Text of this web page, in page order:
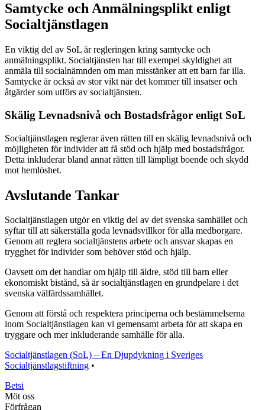
Samtycke och Anmälningsplikt enligt
Socialtjänstlagen
En viktig del av SoL är regleringen kring samtycke och
anmälningsplikt. Socialtjänsten har till exempel skyldighet att
anmäla till socialnämnden om man misstänker att ett barn far illa.
Samtycke är också av stor vikt när det kommer till insatser och
åtgärder som utförs av socialtjänsten.
Skälig Levnadsnivå och Bostadsfrågor enligt SoL
Socialtjänstlagen reglerar även rätten till en skälig levnadsnivå och
möjligheten för individer att få stöd och hjälp med bostadsfrågor.
Detta inkluderar bland annat rätten till lämpligt boende och skydd
mot hemlöshet.
Avslutande Tankar
Socialtjänstlagen utgör en viktig del av det svenska samhället och
syftar till att säkerställa goda levnadsvillkor för alla medborgare.
Genom att reglera socialtjänstens arbete och ansvar skapas en
trygghet för individer som behöver stöd och hjälp.
Oavsett om det handlar om hjälp till äldre, stöd till barn eller
ekonomiskt bistånd, så är socialtjänstlagen en grundpelare i det
svenska välfärdssamhället.
Genom att förstå och respektera principerna och bestämmelserna
inom Socialtjänstlagen kan vi gemensamt arbeta för att skapa en
tryggare och mer inkluderande samhälle för alla.
Socialtjänstlagen (SoL) – En Djupdykning i Sveriges
Socialtjänstlagstiftning •
Betsi
Möt oss
Förfrågan